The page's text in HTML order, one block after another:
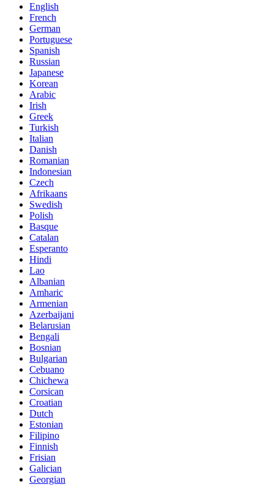
English
French
German
Portuguese
Spanish
Russian
Japanese
Korean
Arabic
Irish
Greek
Turkish
Italian
Danish
Romanian
Indonesian
Czech
Afrikaans
Swedish
Polish
Basque
Catalan
Esperanto
Hindi
Lao
Albanian
Amharic
Armenian
Azerbaijani
Belarusian
Bengali
Bosnian
Bulgarian
Cebuano
Chichewa
Corsican
Croatian
Dutch
Estonian
Filipino
Finnish
Frisian
Galician
Georgian